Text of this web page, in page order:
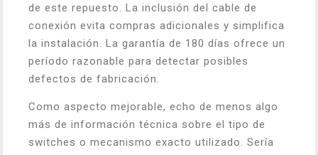
de este repuesto. La inclusión del cable de
conexión evita compras adicionales y simplifica
la instalación. La garantía de 180 días ofrece un
período razonable para detectar posibles
defectos de fabricación.
Como aspecto mejorable, echo de menos algo
más de información técnica sobre el tipo de
switches o mecanismo exacto utilizado. Sería